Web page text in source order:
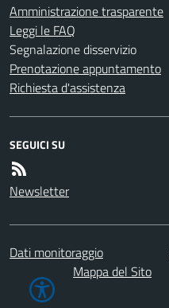
Amministrazione trasparente
Leggi le FAQ
Segnalazione disservizio
Prenotazione appuntamento
Richiesta d'assistenza
SEGUICI SU
Newsletter
Dati monitoraggio
Mappa del Sito